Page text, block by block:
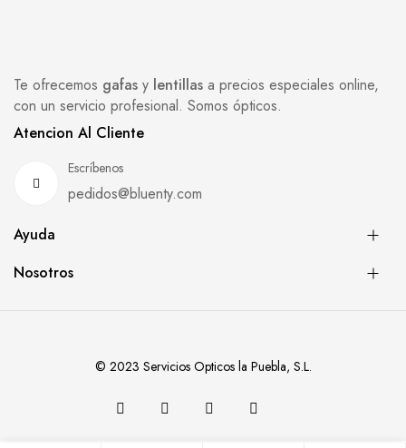
Te ofrecemos gafas y lentillas a precios especiales online,
con un servicio profesional. Somos ópticos.
Atencion Al Cliente
Escríbenos
pedidos@bluenty.com
Ayuda
Nosotros
© 2023 Servicios Opticos la Puebla, S.L.